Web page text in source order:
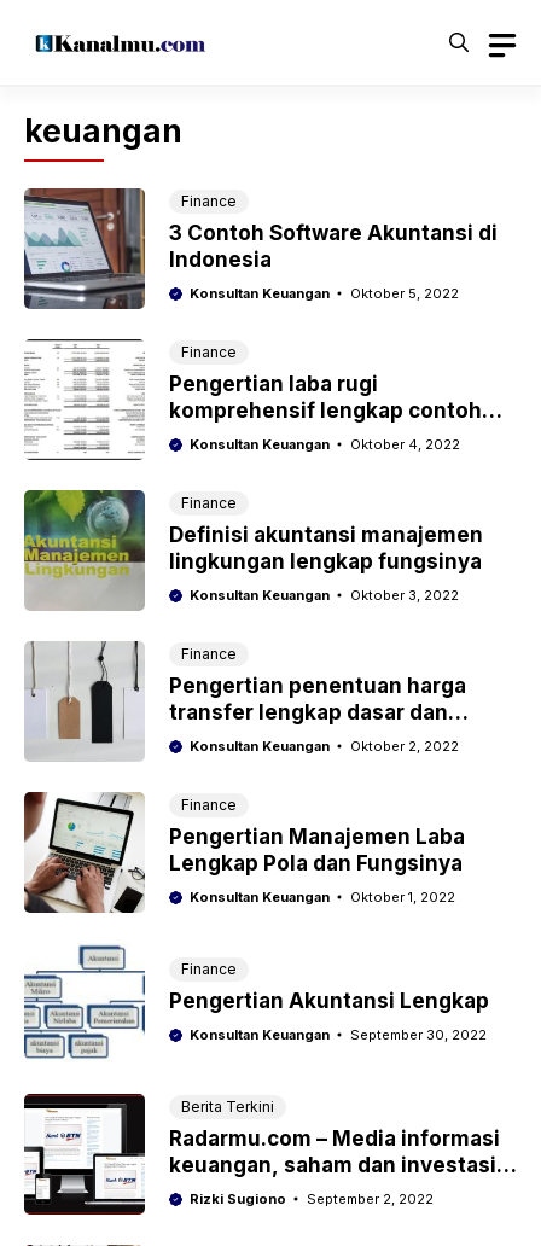
keuangan
Finance
3 Contoh Software Akuntansi di
Indonesia
Konsultan Keuangan Oktober 5, 2022
Finance
Pengertian laba rugi
komprehensif lengkap contoh
laporannya
Konsultan Keuangan Oktober 4, 2022
Finance
Definisi akuntansi manajemen
lingkungan lengkap fungsinya
Konsultan Keuangan Oktober 3, 2022
Finance
Pengertian penentuan harga
transfer lengkap dasar dan
kriterianya
Konsultan Keuangan Oktober 2, 2022
Finance
Pengertian Manajemen Laba
Lengkap Pola dan Fungsinya
Konsultan Keuangan Oktober 1, 2022
Finance
Pengertian Akuntansi Lengkap
Konsultan Keuangan September 30, 2022
Berita Terkini
Radarmu.com – Media informasi
keuangan, saham dan investasi
terkini
Rizki Sugiono September 2, 2022